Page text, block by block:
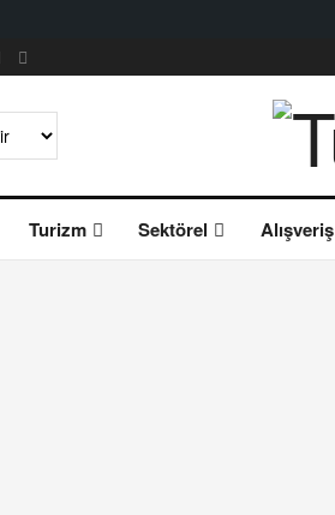
Turizm Sektörel Alışveriş